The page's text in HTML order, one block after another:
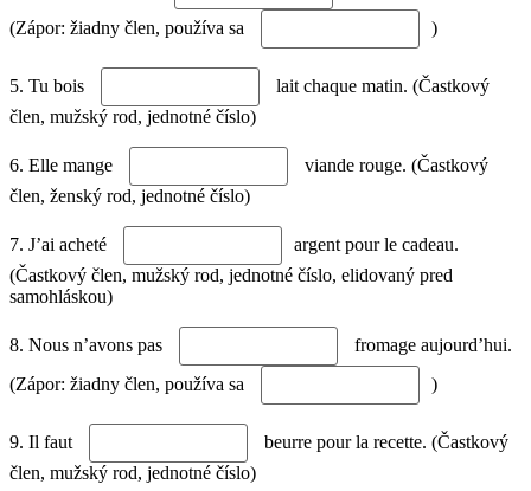
(Zápor: žiadny člen, používa sa
)
5. Tu bois
lait chaque matin. (Častkový
člen, mužský rod, jednotné číslo)
6. Elle mange
viande rouge. (Častkový
člen, ženský rod, jednotné číslo)
7. J’ai acheté
argent pour le cadeau.
(Častkový člen, mužský rod, jednotné číslo, elidovaný pred
samohláskou)
8. Nous n’avons pas
fromage aujourd’hui.
(Zápor: žiadny člen, používa sa
)
9. Il faut
beurre pour la recette. (Častkový
člen, mužský rod, jednotné číslo)